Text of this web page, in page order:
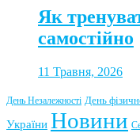
Як
самостійно
11 Травня, 2026
День Незалежності День
України Новини